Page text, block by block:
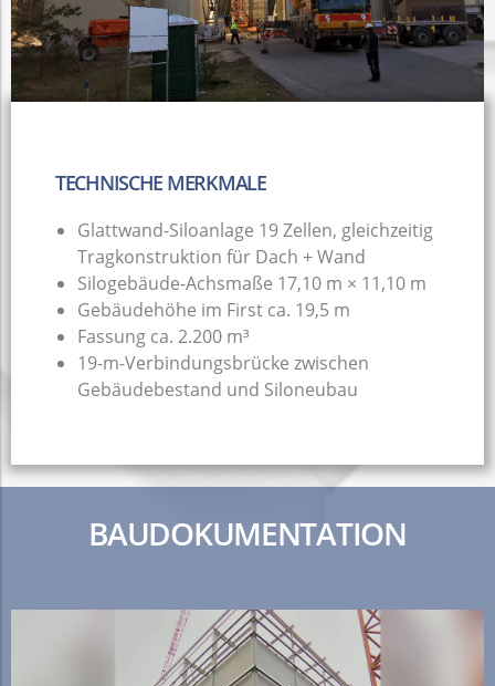
TECHNISCHE MERKMALE
Glattwand-Siloanlage 19 Zellen, gleichzeitig
Tragkonstruktion für Dach + Wand
Silogebäude-Achsmaße 17,10 m × 11,10 m
Gebäudehöhe im First ca. 19,5 m
Fassung ca. 2.200 m³
19-m-Verbindungsbrücke zwischen
Gebäudebestand und Siloneubau
BAUDOKUMENTATION